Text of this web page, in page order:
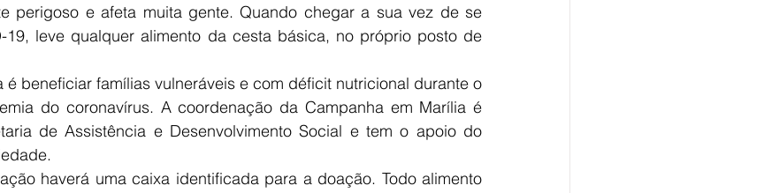
perigoso e afeta muita gente. Quando chegar a sua vez de se
19, leve qualquer alimento da cesta básica, no próprio posto de
é beneficiar famílias vulneráveis e com déficit nutricional durante o
do coronavírus. A coordenação da Campanha em Marília é
de Assistência e Desenvolvimento Social e tem o apoio do
haverá uma caixa identificada para a doação. Todo alimento